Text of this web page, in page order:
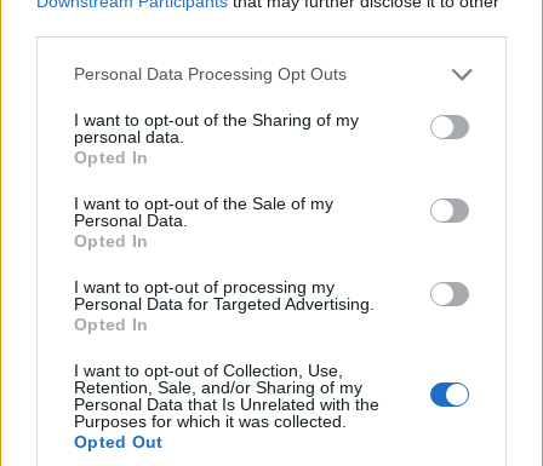
Please note that this website/app uses one or more Google
not limited to your visit or usage behaviour. You may click to
grant or deny consent to Google and its third-party tags to
use your data for below specified purposes in below Google
consent section.
Personal Data Processing Opt Outs
I want to opt-out of the Sharing of my
personal data.
Opted In
I want to opt-out of the Sale of my
Personal Data.
Opted In
I want to opt-out of processing my
Personal Data for Targeted Advertising.
Opted In
I want to opt-out of Collection, Use,
Retention, Sale, and/or Sharing of my
Personal Data that Is Unrelated with the
Purposes for which it was collected.
Opted Out
Μητσοτάκης-Χριστοδουλίδης: Συντονισμός
εξελίξεις στην Ανατολική Μεσόγειο
25/07/2026 - 3:05μμ
ΠΟΛΙΤΙΚΗ